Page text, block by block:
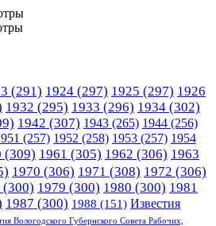
(291) 1924 (297) 1925 (297) 1926
1932 (295) 1933 (296) 1934 (302)
1942 (307) 1943 (265) 1944 (256)
(257) 1952 (258) 1953 (257) 1954
(309) 1961 (305) 1962 (306) 1963
1970 (306) 1971 (308) 1972 (306)
(300) 1979 (300) 1980 (300) 1981
1987 (300) 1988 (151) Известия
Вологодского Губернского Совета Рабочих,